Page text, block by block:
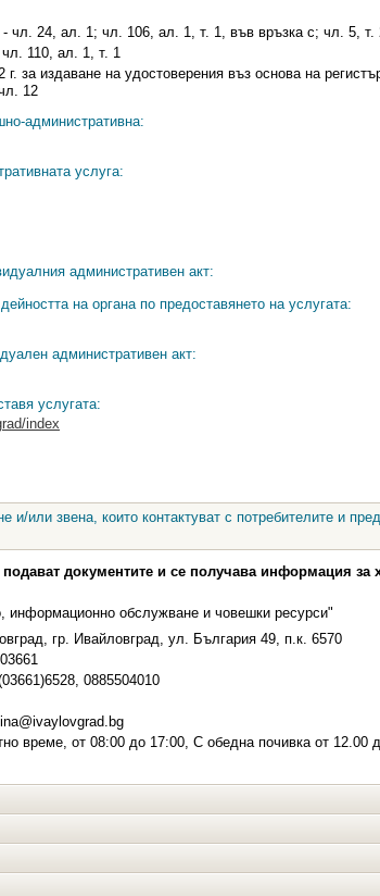
- чл. 24, ал. 1; чл. 106, ал. 1, т. 1, във връзка с; чл. 5, т.
110, ал. 1, т. 1
за издаване на удостоверения въз основа на
12
административна:
услуга:
административен акт:
на органа по предоставянето на услугата:
административен акт:
услугата:
index
и/или звена, които контактуват с потребителите и
документите и се получава информация за
информационно обслужване и човешки ресурси"
гр. Ивайловград, ул. България 49, п.к. 6570
03661
0885504010
време, от 08:00 до 17:00, С обедна почивка от 12.00